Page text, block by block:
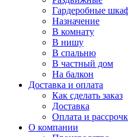
Гардеробные
Назначение
В комнату
В нишу
В спальню
В частный дом
На балкон
Доставка и оплата
Как сделать заказ
Доставка
Оплата и
О компании